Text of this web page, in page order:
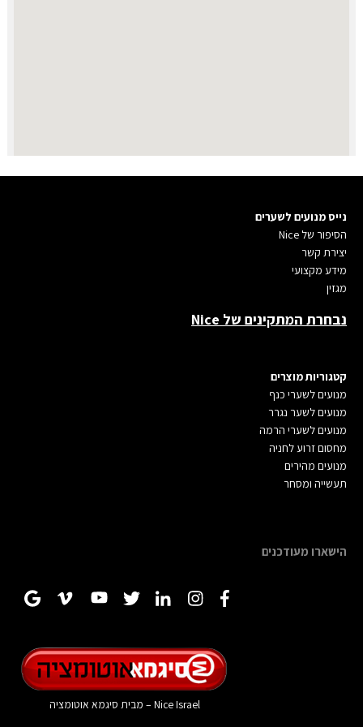
נייס מנועים לשערים
הסיפור של Nice
יצירת קשר
מידע מקצועי
מגזין
נבחרת המתקינים של Nice
קטגוריות מוצרים
מנועים לשערי כנף
מנועים לשער נגרר
מנועים לשערי הרמה
מחסום זרוע לחניה
מנועים מהירים
תעשייה ומסחר
הישארו מעודכנים
Nice Israel – מבית סיגמא אוטומציה